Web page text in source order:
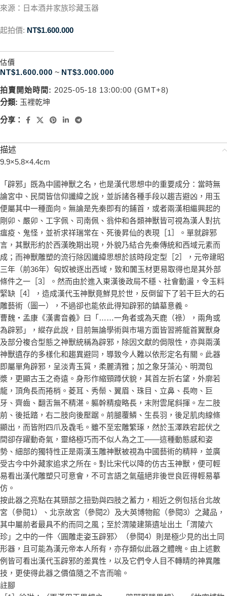
來源：日本酒井家族珍藏玉器
起拍價: NT$1.600.000
估價
NT$1.600.000 ~ NT$3.000.000
拍賣開始時間: 2025-05-18 13:00:00 (GMT+8)
分類: 玉裡乾坤
分享：
描述
9.9×5.8×4.4cm
「辟邪」既為中國神獸之名，也是漢代思想中的重要成分：當時無
論宮中、民間皆信仰讖緯之說，並訴諸各種手段以趨吉避凶，用玉
便屬其中一種面向。無論是先秦即有的鋪首，或者兩漢相繼興起的
剛卯、嚴卯、工字佩、司南佩、翁仲和各類神獸皆可視為漢人對抗
瘟疫、鬼怪，並祈求祥瑞常在、死後昇仙的表現［1］。單就辟邪
言，其獸形約於西漢晚期出現，外貌乃結合先秦傳統和西域元素而
成；而神獸雕塑的流行除因讖緯思想於該時段定型［2］，元帝建昭
三年（前36年）匈奴被逐出西域，致和闐玉材更易取得也是其外部
條件之一［3］。然而由於進入東漢後政局不穩、社會動盪，令玉料
緊缺［4］，造成漢代玉神獸竟鮮見於世，反倒留下了若干巨大的石
雕藝術（圖一），不過卻也能依此得知辟邪的鎮墓意義。
曹魏‧孟康《漢書音義》曰「……一角者或為天鹿（祿），兩角或
為辟邪」，縱存此說，目前無論學術與市場方面皆習將龍首翼獸身
及部分複合型態之神獸統稱為辟邪，除因文獻的侷限性，亦與兩漢
神獸遺存的多樣化和趨異避同，導致今人難以依形定名有關。此器
即屬單角辟邪，呈淡青玉質，柔麗清雅；加之象牙藻沁、明潤包
漿，更顯古玉之奇遠。身形作縮頸蹲伏貌，其首左折右望，外廓若
龍，頂角長而捲梢。菱耳、秀鬃、翼眉、珠目、立鼻、長吻、巨
牙、齊齒、翻舌無不精湛。軀幹精瘦略長，末附雲尾斜揮。左二肢
前、後抵踏，右二肢向後壓踞。前腿覆鱗、生長羽，後足肌肉線條
顯出，而皆附四爪及毳毛。雖不至宏雕繁琢，然於玉澤跌宕起伏之
間卻存躍動奇氣，靈絡極巧而不似人為之工——這種動態感和姿
勢、細部的獨特性正是兩漢玉雕神獸被視為中國藝術的精粹，並廣
受古今中外藏家追求之所在。對比宋代以降的仿古玉神獸，便可輕
易看出漢代雕塑只可意會，不可言語之氣蘊絕非後世良匠得輕易摹
仿。
按此器之亮點在其頸部之扭勁與四肢之蓄力，相近之例包括台北故
宮（參閱1）、北京故宮（參閱2）及大英博物館（參閱3）之藏品，
其中屬前者最具不約而同之風；至於渭陵建築遺址出土「渭陵六
珍」之中的一件〈圓雕走姿玉辟邪〉（參閱4）則是極少見的出土同
形器，且可能為漢元帝本人所有，亦存類似此器之體魄。由上述數
例皆可看出漢代玉辟邪的差異性，以及它們令人目不轉睛的神異雕
技，更使得此器之價值隨之不言而喻。
註腳